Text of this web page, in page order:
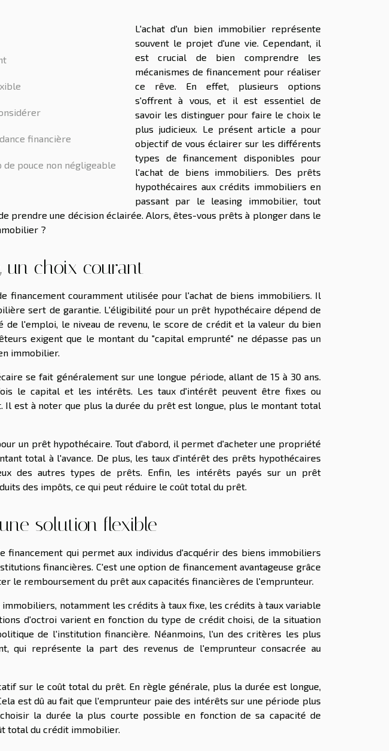
financière
de pouce non négligeable
L'achat d'un bien immobilier représente
souvent le projet d'une vie. Cependant, il
est crucial de bien comprendre les
mécanismes de financement pour réaliser
ce rêve. En effet, plusieurs options
s'offrent à vous, et il est essentiel de
savoir les distinguer pour faire le choix le
plus judicieux. Le présent article a pour
objectif de vous éclairer sur les différents
types de financement disponibles pour
l'achat de biens immobiliers. Des prêts
hypothécaires aux crédits immobiliers en
passant par le leasing immobilier, tout
prendre une décision éclairée. Alors, êtes-vous prêts à plonger dans le
?
un choix courant
financement couramment utilisée pour l'achat de biens immobiliers. Il
sert de garantie. L'éligibilité pour un prêt hypothécaire dépend de
de l'emploi, le niveau de revenu, le score de crédit et la valeur du bien
exigent que le montant du "capital emprunté" ne dépasse pas un
immobilier.
se fait généralement sur une longue période, allant de 15 à 30 ans.
le capital et les intérêts. Les taux d'intérêt peuvent être fixes ou
Il est à noter que plus la durée du prêt est longue, plus le montant total
un prêt hypothécaire. Tout d'abord, il permet d'acheter une propriété
total à l'avance. De plus, les taux d'intérêt des prêts hypothécaires
des autres types de prêts. Enfin, les intérêts payés sur un prêt
des impôts, ce qui peut réduire le coût total du prêt.
solution flexible
qui permet aux individus d'acquérir des biens immobiliers
financières. C'est une option de financement avantageuse grâce
le remboursement du prêt aux capacités financières de l'emprunteur.
notamment les crédits à taux fixe, les crédits à taux variable
d'octroi varient en fonction du type de crédit choisi, de la situation
de l'institution financière. Néanmoins, l'un des critères les plus
qui représente la part des revenus de l'emprunteur consacrée au
sur le coût total du prêt. En règle générale, plus la durée est longue,
est dû au fait que l'emprunteur paie des intérêts sur une période plus
la durée la plus courte possible en fonction de sa capacité de
total du crédit immobilier.